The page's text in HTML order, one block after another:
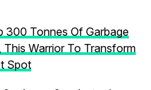
300 Tonnes Of Garbage
This Warrior To Transform
Spot